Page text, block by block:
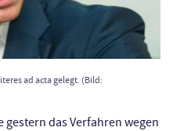
ad acta gelegt. (Bild:
das Verfahren wegen